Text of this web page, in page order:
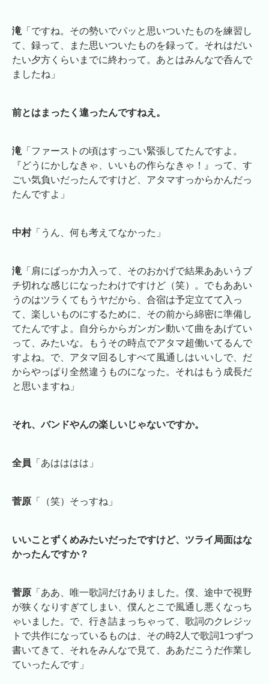
滝 「ですね。その勢いでパッと思いついたものを練習し
て、録って、また思いついたものを録って。それはだい
たい夕方くらいまでに終わって。あとはみんなで呑んで
ましたね」
前とはまったく違ったんですねえ。
滝 「ファーストの頃はすっごい緊張してたんですよ。
『どうにかしなきゃ、いいもの作らなきゃ！』って、す
ごい気負いだったんですけど、アタマすっからかんだっ
たんですよ」
中村「うん、何も考えてなかった」
滝 「肩にばっか力入って、そのおかげで結果ああいうブ
チ切れな感じになったわけですけど（笑）。でもああい
うのはツラくてもうヤだから、合宿は予定立てて入っ
て、楽しいものにするために、その前から綿密に準備し
てたんですよ。自分らからガンガン動いて曲をあげてい
って、みたいな。もうその時点でアタマ超働いてるんで
すよね。で、アタマ回るしすべて風通しはいいしで、だ
からやっぱり全然違うものになった。それはもう成長だ
と思いますね」
それ、バンドやんの楽しいじゃないですか。
全員 「あはははは」
菅原 「（笑）そっすね」
いいことずくめみたいだったですけど、ツライ局面はな
かったんですか？
菅原 「ああ、唯一歌詞だけありました。僕、途中で視野
が狭くなりすぎてしまい、僕んとこで風通し悪くなっち
ゃいました。で、行き詰まっちゃって、歌詞のクレジッ
トで共作になっているものは、その時2人で歌詞1つずつ
書いてきて、それをみんなで見て、ああだこうだ作業し
ていったんです」